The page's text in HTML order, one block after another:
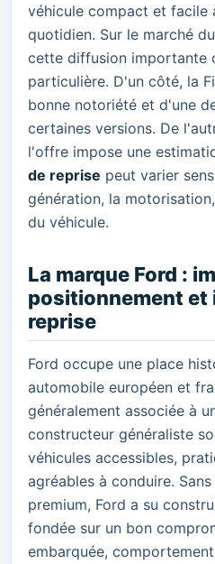
véhicule compact et facile
quotidien. Sur le marché du
cette diffusion importante
particulière. D'un côté, la
bonne notoriété et d'une
certaines versions. De
l'offre impose une
de reprise peut varier
génération, la
du véhicule.
La marque Ford :
positionnement et
reprise
Ford occupe une place
automobile européen et
généralement associée à
constructeur généraliste
véhicules accessibles,
agréables à conduire.
premium, Ford a su
fondée sur un bon
embarquée,